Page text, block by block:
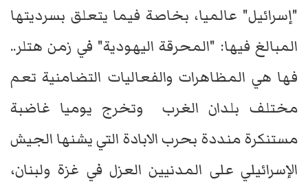
"إسرائيل" عالميا، بخاصة فيما يتعلق بسرديتها
المبالغ فيها: "المحرقة اليهودية" في زمن هتلر..
فها هي المظاهرات والفعاليات التضامنية تعم
مختلف بلدان الغرب وتخرج يوميا غاضبة
مستنكرة منددة بحرب الابادة التي يشنها الجيش
الإسرائيلي على المدنيين العزل في غزة ولبنان،